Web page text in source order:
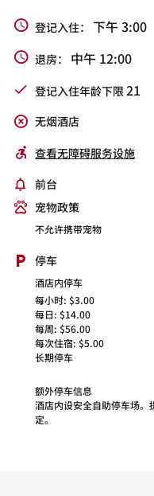
登记入住： 下午 3:00
退房： 中午 12:00
登记入住年龄下限 21
无烟酒店
查看无障碍服务设施
前台
宠物政策
不允许携带宠物
停车
酒店内停车
每小时: $3.00
每日: $14.00
每周: $56.00
每次住宿: $5.00
长期停车
额外停车信息
酒店内设安全自助停车场。
定。